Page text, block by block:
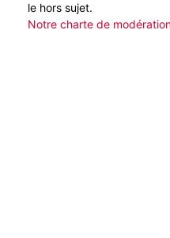
le hors sujet.
Notre charte de